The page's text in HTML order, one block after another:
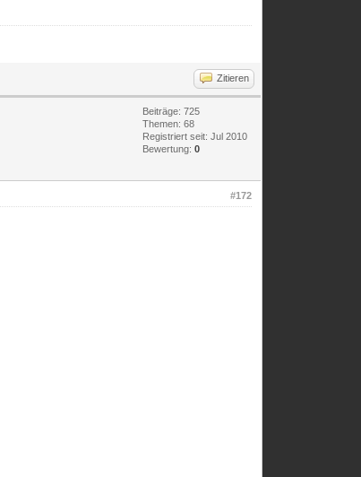
Zitieren
Beiträge: 725
Themen: 68
Registriert seit: Jul 2010
Bewertung:0
#172